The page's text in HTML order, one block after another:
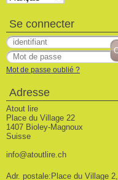
Se connecter
Mot de passe oublié ?
Adresse
Atout lire
Place du Village 22
1407 Bioley-Magnoux
Suisse
info@atoutlire.ch
Adr. postale:Place du Village 2,